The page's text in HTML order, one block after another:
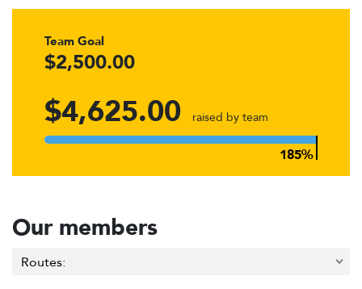
Team Goal
$2,500.00
$4,625.00 raised by team
Our members